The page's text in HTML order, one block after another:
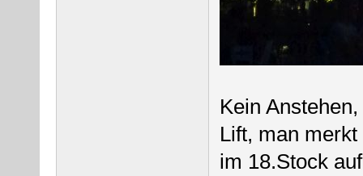
Kein
Lift, man
im 18.Stock